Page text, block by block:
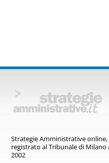
Strategie Amministrative online,
registratoal Tribunale di Milano
2002